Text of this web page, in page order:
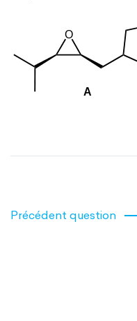
Précédent question